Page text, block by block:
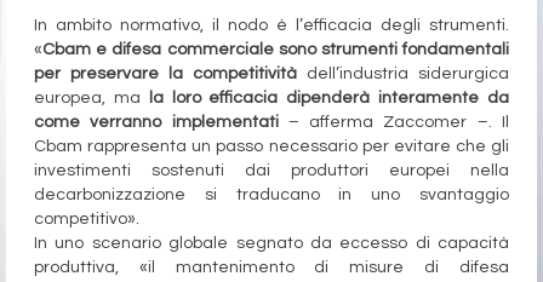
In ambito normativo, il nodo è l’efficacia degli strumenti.
«Cbam e difesa commerciale sono strumenti fondamentali
per preservare la competitività dell’industria siderurgica
europea, ma
la loro efficacia dipenderà interamente da
come verranno implementati– afferma Zaccomer –. Il
Cbam rappresenta un passo necessario per evitare che gli
investimenti sostenuti dai produttori europei nella
decarbonizzazione si traducano in uno svantaggio
competitivo».
In uno scenario globale segnato da eccesso di capacità
produttiva, «il mantenimento di misure di difesa